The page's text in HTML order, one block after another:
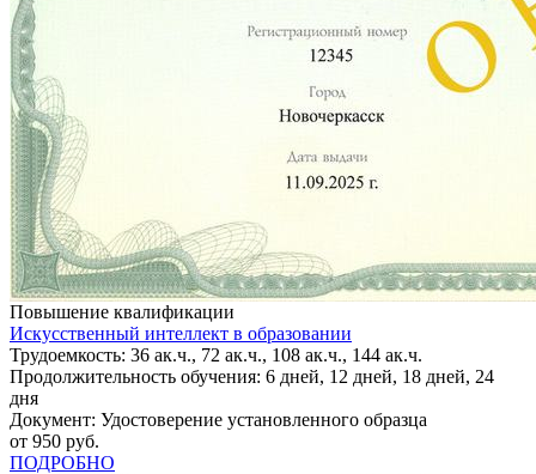
Повышение квалификации
Искусственный интеллект в образовании
Трудоемкость: 36 ак.ч., 72 ак.ч., 108 ак.ч., 144 ак.ч.
Продолжительность обучения: 6 дней, 12 дней, 18 дней, 24
дня
Документ: Удостоверение установленного образца
от 950 руб.
ПОДРОБНО